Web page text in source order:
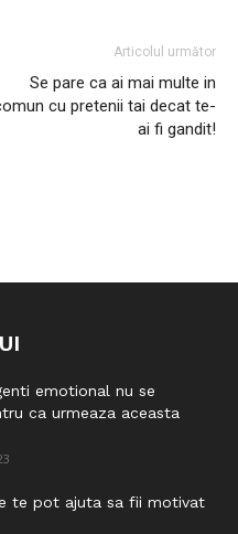
Articolul următor
Se pare ca ai mai multe in
cu pretenii tai decat te-
ai fi gandit!
emotional nu se
ca urmeaza aceasta
te pot ajuta sa fii motivat